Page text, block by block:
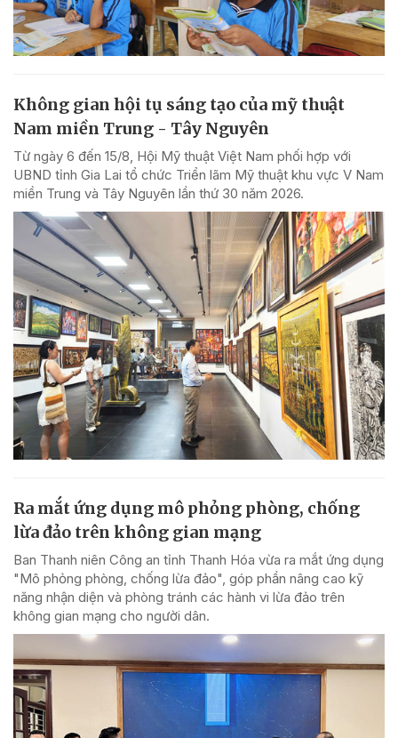
Không gian hội tụ sáng tạo của mỹ thuật
Nam miền Trung - Tây Nguyên
Từ ngày 6 đến 15/8, Hội Mỹ thuật Việt Nam phối hợp với
UBND tỉnh Gia Lai tổ chức Triển lãm Mỹ thuật khu vực V Nam
miền Trung và Tây Nguyên lần thứ 30 năm 2026.
Ra mắt ứng dụng mô phỏng phòng, chống
lừa đảo trên không gian mạng
Ban Thanh niên Công an tỉnh Thanh Hóa vừa ra mắt ứng dụng
"Mô phỏng phòng, chống lừa đảo", góp phần nâng cao kỹ
năng nhận diện và phòng tránh các hành vi lừa đảo trên
không gian mạng cho người dân.